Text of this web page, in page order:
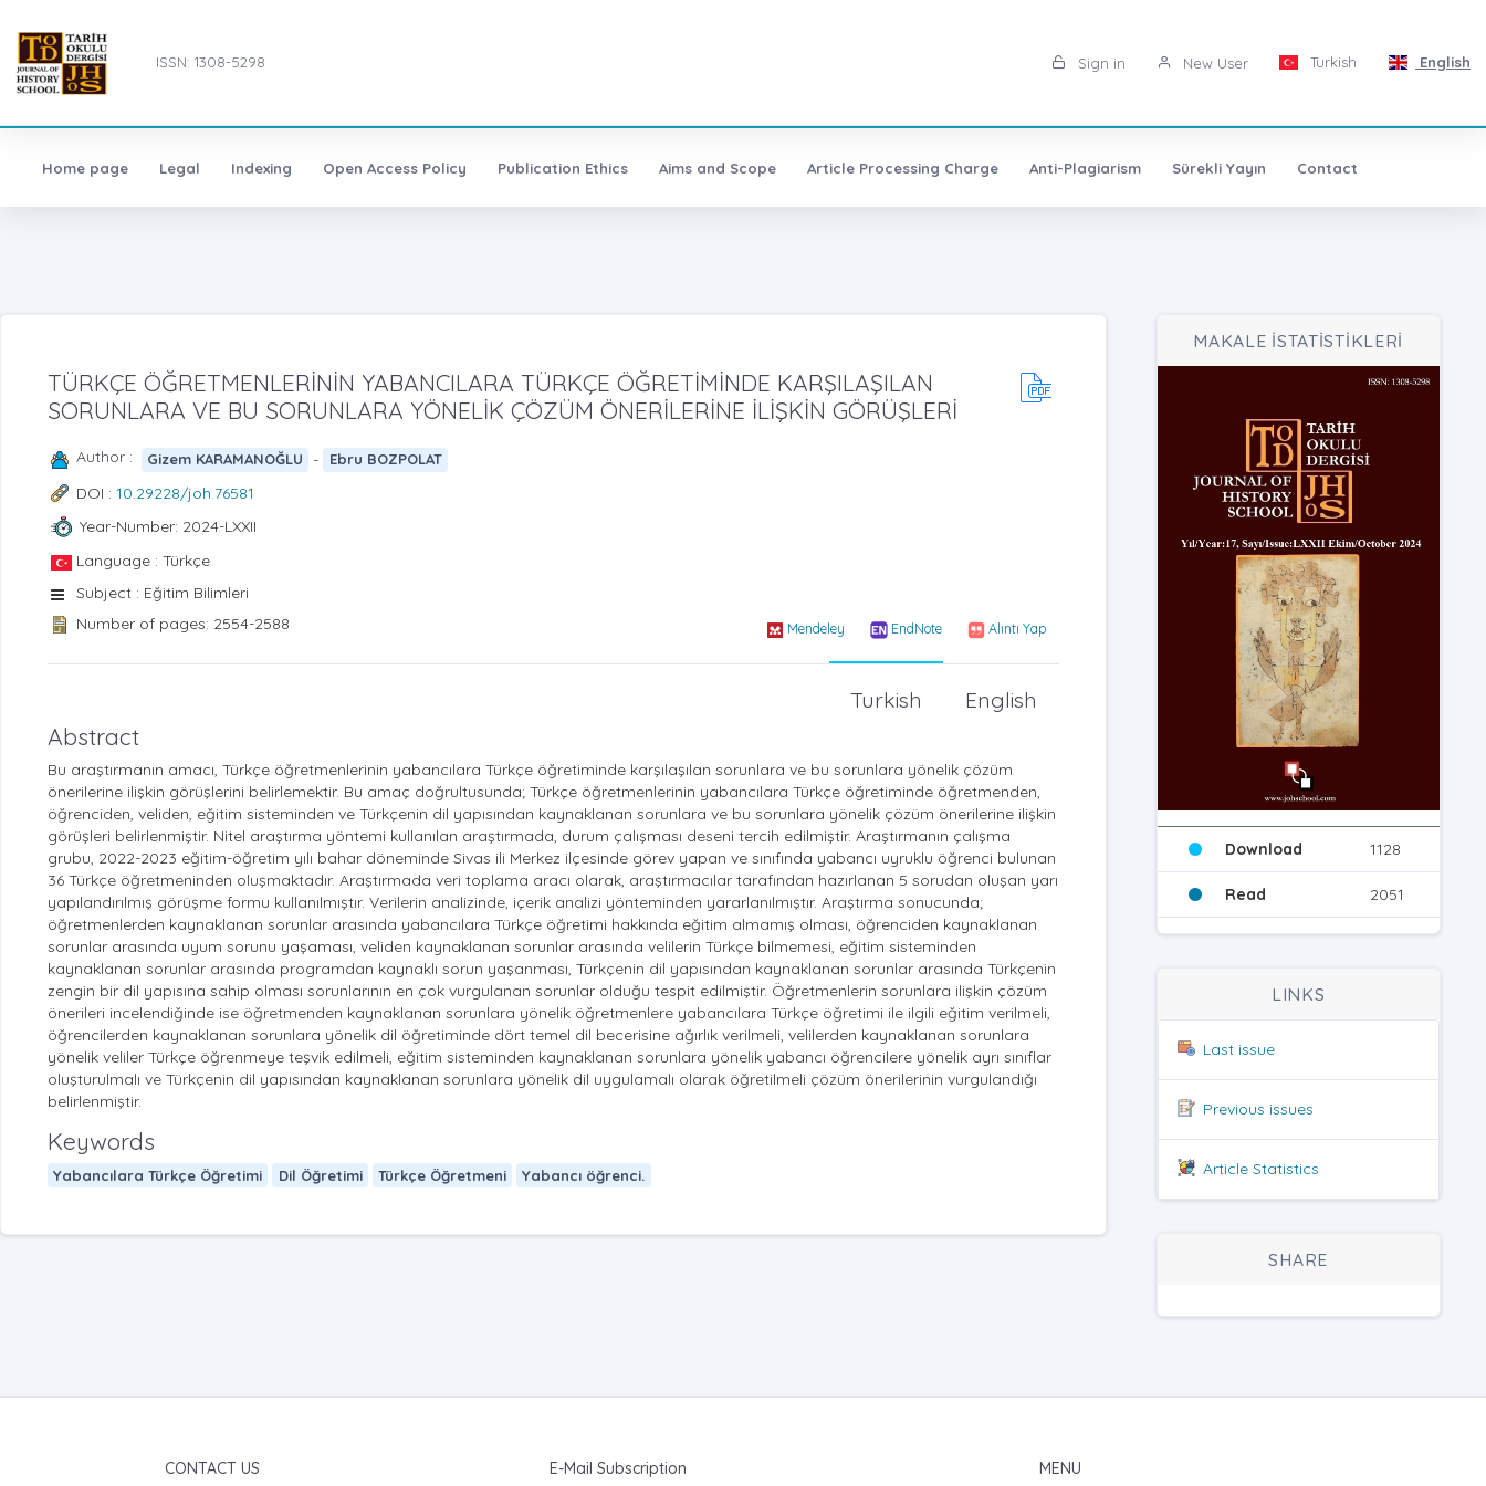
ISSN: 1308-5298 Sign in New User Turkish English
Home page Legal Indexing Open Access Policy Publication Ethics Aims and Scope Article Processing Charge Anti-Plagiarism Sürekli Yayın Contact
TÜRKÇE ÖĞRETMENLERİNİN YABANCILARA TÜRKÇE ÖĞRETİMİNDE KARŞILAŞILAN
SORUNLARA VE BU SORUNLARA YÖNELİK ÇÖZÜM ÖNERİLERİNE İLİŞKİN GÖRÜŞLERİ
Author : Gizem KARAMANOĞLU - Ebru BOZPOLAT
DOI : 10.29228/joh.76581
Year-Number: 2024-LXXII
Language : Türkçe
Subject : Eğitim Bilimleri
Number of pages: 2554-2588
Mendeley EndNote Alıntı Yap
English
Turkish
Abstract
Bu araştırmanın amacı, Türkçe öğretmenlerinin yabancılara Türkçe öğretiminde karşılaşılan sorunlara ve bu sorunlara yönelik çözüm
önerilerine ilişkin görüşlerini belirlemektir. Bu amaç doğrultusunda; Türkçe öğretmenlerinin yabancılara Türkçe öğretiminde öğretmenden,
öğrenciden, veliden, eğitim sisteminden ve Türkçenin dil yapısından kaynaklanan sorunlara ve bu sorunlara yönelik çözüm önerilerine ilişkin
görüşleri belirlenmiştir. Nitel araştırma yöntemi kullanılan araştırmada, durum çalışması deseni tercih edilmiştir. Araştırmanın çalışma
grubu, 2022-2023 eğitim-öğretim yılı bahar döneminde Sivas ili Merkez ilçesinde görev yapan ve sınıfında yabancı uyruklu öğrenci bulunan
36 Türkçe öğretmeninden oluşmaktadır. Araştırmada veri toplama aracı olarak, araştırmacılar tarafından hazırlanan 5 sorudan oluşan yarı
yapılandırılmış görüşme formu kullanılmıştır. Verilerin analizinde, içerik analizi yönteminden yararlanılmıştır. Araştırma sonucunda;
öğretmenlerden kaynaklanan sorunlar arasında yabancılara Türkçe öğretimi hakkında eğitim almamış olması, öğrenciden kaynaklanan
sorunlar arasında uyum sorunu yaşaması, veliden kaynaklanan sorunlar arasında velilerin Türkçe bilmemesi, eğitim sisteminden
kaynaklanan sorunlar arasında programdan kaynaklı sorun yaşanması, Türkçenin dil yapısından kaynaklanan sorunlar arasında Türkçenin
zengin bir dil yapısına sahip olması sorunlarının en çok vurgulanan sorunlar olduğu tespit edilmiştir. Öğretmenlerin sorunlara ilişkin çözüm
önerileri incelendiğinde ise öğretmenden kaynaklanan sorunlara yönelik öğretmenlere yabancılara Türkçe öğretimi ile ilgili eğitim verilmeli,
öğrencilerden kaynaklanan sorunlara yönelik dil öğretiminde dört temel dil becerisine ağırlık verilmeli, velilerden kaynaklanan sorunlara
yönelik veliler Türkçe öğrenmeye teşvik edilmeli, eğitim sisteminden kaynaklanan sorunlara yönelik yabancı öğrencilere yönelik ayrı sınıflar
oluşturulmalı ve Türkçenin dil yapısından kaynaklanan sorunlara yönelik dil uygulamalı olarak öğretilmeli çözüm önerilerinin vurgulandığı
belirlenmiştir.
Keywords
Yabancılara Türkçe Öğretimi Dil Öğretimi Türkçe Öğretmeni Yabancı öğrenci.
MAKALE İSTATİSTİKLERİ
Download 1128
Read 2051
LINKS
Last issue
Previous issues
Article Statistics
SHARE
CONTACT US E-Mail Subscription MENU